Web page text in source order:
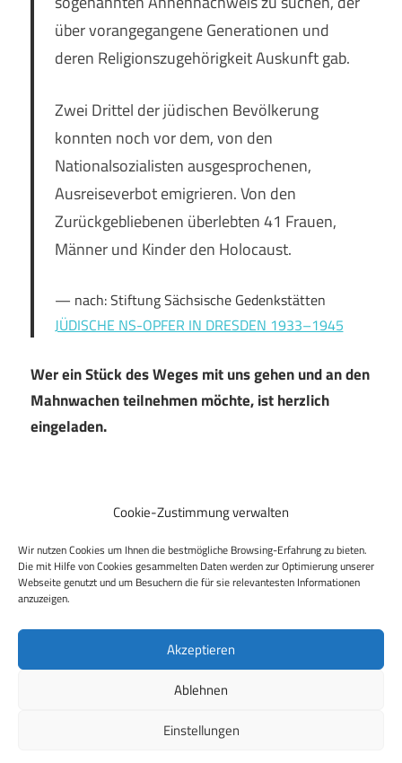
Cookie-Zustimmung verwalten
Wir nutzen Cookies um Ihnen die bestmögliche Browsing-Erfahrung zu bieten.
Die mit Hilfe von Cookies gesammelten Daten werden zur Optimierung unserer
Webseite genutzt und um Besuchern die für sie relevantesten Informationen
anzuzeigen.
Akzeptieren
Ablehnen
Einstellungen
über vorangegangene Generationen und
deren Religionszugehörigkeit Auskunft gab.
Zwei Drittel der jüdischen Bevölkerung
konnten noch vor dem, von den
Nationalsozialisten ausgesprochenen,
Ausreiseverbot emigrieren. Von den
Zurückgebliebenen überlebten 41 Frauen,
Männer und Kinder den Holocaust.
nach: Stiftung Sächsische Gedenkstätten
JÜDISCHE NS-OPFER IN DRESDEN 1933–1945
Wer ein Stück des Weges mit uns gehen und an den
Mahnwachen teilnehmen möchte, ist herzlich
eingeladen.
Beitragsnavigation
Vorheriger Beitrag
Nach der Demo ist vor der Demo: am 6.11. Pegida
verhindern!
REICHSPOGROMNACHT 1938